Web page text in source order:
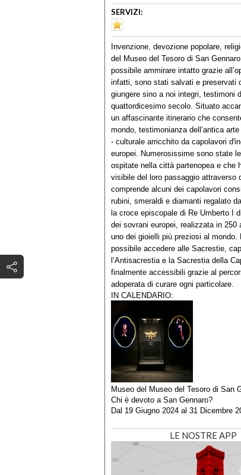
SERVIZI:
Invenzione, devozione popolare,
del Museo del Tesoro di San
possibile ammirare intatto grazie
infatti, sono stati salvati e preservati
giungere sino a noi integri, testimoni
quattordicesimo secolo. Situato
un affascinante itinerario che
mondo, testimonianza dell’antica
- culturale arricchito da capolavori
europei. Numerosissime sono state
ospitate nella città partenopea e che
visibile del loro passaggio attraverso
comprende alcuni dei capolavori
rubini, smeraldi e diamanti regalato
la croce episcopale di Re Umberto I
dei sovrani europei, realizzata in
uno dei gioielli più preziosi al
possibile accedere alle Sacrestie,
l’Antisacrestia e la Sacrestia della
finalmente accessibili grazie al
adoperata di curare ogni particolare.
IN CALENDARIO:
Museo del Museo del Tesoro di San
Chi è devoto a San Gennaro?
Dal 19 Giugno 2024 al 31 Dicembre
LE NOSTRE APP